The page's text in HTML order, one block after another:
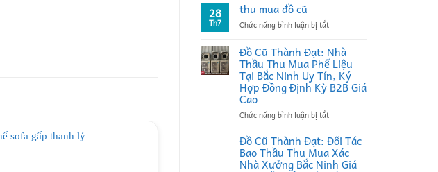
28
Th7
thu mua đồ cũ
Chức năng bình luận bị tắtở
mua
đồ
cũ
Đồ Cũ Thành Đạt: Nhà
Thầu Thu Mua Phế Liệu
Tại Bắc Ninh Uy Tín, Ký
Hợp Đồng Định Kỳ B2B Giá
Cao
Chức năng bình luận bị tắtở
Cũ
Thành
Đạt:
Đồ Cũ Thành Đạt: Đối Tác
Bao Thầu Thu Mua Xác
Nhà Xưởng Bắc Ninh Giá